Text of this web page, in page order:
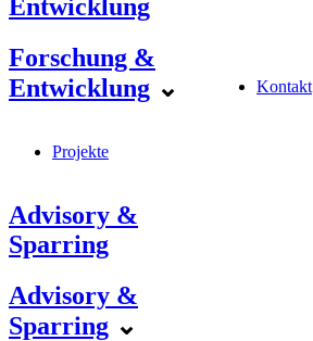
Entwicklung
Forschung &
Entwicklung ⌄
Projekte
Advisory &
Sparring
Advisory &
Sparring ⌄
Kontakt